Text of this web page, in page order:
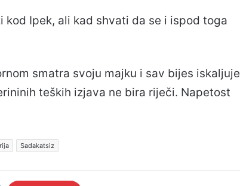
Ipek, ali kad shvati da se i ispod toga
smatra svoju majku i sav bijes iskaljuje
teških izjava ne bira riječi. Napetost
Sadakatsiz